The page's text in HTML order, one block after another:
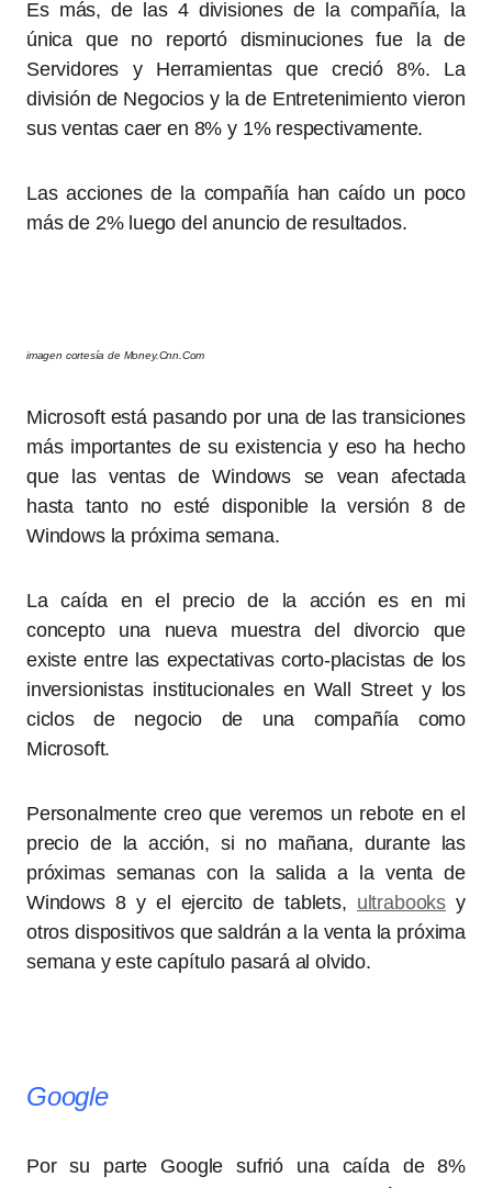
Es más, de las 4 divisiones de la compañía, la
única que no reportó disminuciones fue la de
Servidores y Herramientas que creció 8%. La
división de Negocios y la de Entretenimiento vieron
sus ventas caer en 8% y 1% respectivamente.
Las acciones de la compañía han caído un poco
más de 2% luego del anuncio de resultados.
imagen cortesía de Money.Cnn.Com
Microsoft está pasando por una de las transiciones
más importantes de su existencia y eso ha hecho
que las ventas de Windows se vean afectada
hasta tanto no esté disponible la versión 8 de
Windows la próxima semana.
La caída en el precio de la acción es en mi
concepto una nueva muestra del divorcio que
existe entre las expectativas corto-placistas de los
inversionistas institucionales en Wall Street y los
ciclos de negocio de una compañía como
Microsoft.
Personalmente creo que veremos un rebote en el
precio de la acción, si no mañana, durante las
próximas semanas con la salida a la venta de
Windows 8 y el ejercito de tablets, ultrabooks y
otros dispositivos que saldrán a la venta la próxima
semana y este capítulo pasará al olvido.
Google
Por su parte Google sufrió una caída de 8%